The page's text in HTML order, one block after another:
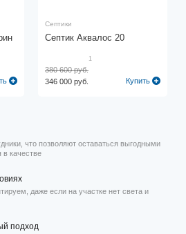
Септики
Септик Аквалос 20
1
346 000 руб.
380 600 руб.
Купить
что позволяют оставаться выгодными
в качестве
даже если на участке нет света и
подход